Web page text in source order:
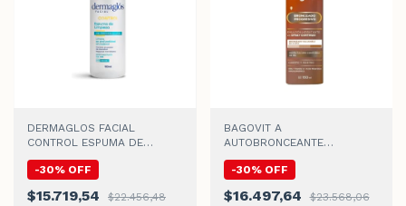
DERMAGLOS FACIAL
CONTROL ESPUMA DE
-30% OFF
$15.719,54
$22.456,48
BAGOVIT A
AUTOBRONCEANTE
-30% OFF
$16.497,64
$23.568,06